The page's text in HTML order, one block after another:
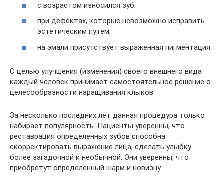
с возрастом износился зуб;
при дефектах, которые невозможно исправить
эстетическим путем;
на эмали присутствует выраженная пигментация.
С целью улучшения (изменения) своего внешнего вида
каждый человек принимает самостоятельное решение о
целесообразности наращивания клыков.
За несколько последних лет данная процедура только
набирает популярность. Пациенты уверенны, что
реставрация определенных зубов способна
скорректировать выражение лица, сделать улыбку
более загадочной и необычной. Они уверенны, что
приобретут определенный шарм и новизну.